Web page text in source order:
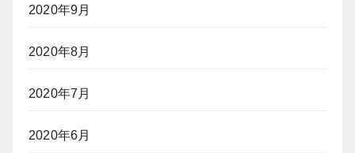
2020年9月
2020年8月
2020年7月
2020年6月